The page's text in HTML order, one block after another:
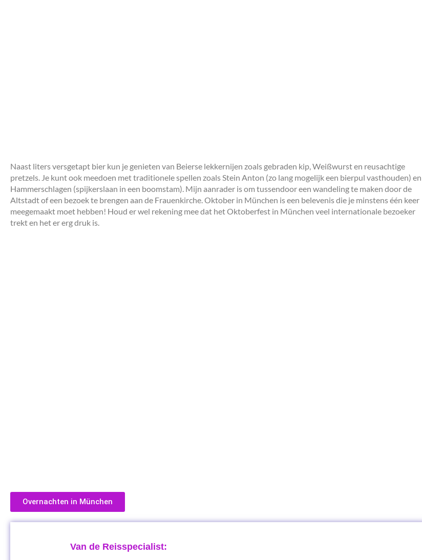
Naast liters versgetapt bier kun je genieten van Beierse lekkernijen zoals gebraden kip, Weißwurst en reusachtige
pretzels. Je kunt ook meedoen met traditionele spellen zoals Stein Anton (zo lang mogelijk een bierpul vasthouden) en
Hammerschlagen (spijkerslaan in een boomstam). Mijn aanrader is om tussendoor een wandeling te maken door de
Altstadt of een bezoek te brengen aan de Frauenkirche. Oktober in München is een belevenis die je minstens één keer
meegemaakt moet hebben! Houd er wel rekening mee dat het Oktoberfest in München veel internationale bezoeker
trekt en het er erg druk is.
Overnachten in München
Van de Reisspecialist: